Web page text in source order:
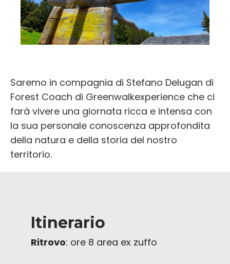
Saremo in compagnia di Stefano Delugan di
Forest Coach di Greenwalkexperience che ci
farà vivere una giornata ricca e intensa con
la sua personale conoscenza approfondita
della natura e della storia del nostro
territorio.
Itinerario
Ritrovo: ore 8 area ex zuffo